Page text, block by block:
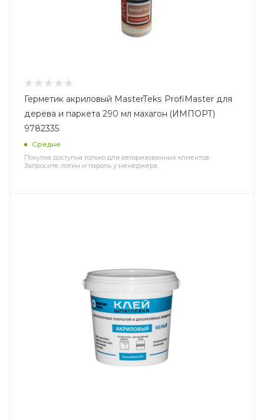
Герметик акриловый MasterTeks ProfiMaster для
дерева и паркета 290 мл махагон (ИМПОРТ)
9782335
Средне
Покупка доступна только для авторизованных клиентов.
Запросите логин и пароль у менеджера.